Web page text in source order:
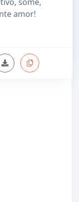
amor!